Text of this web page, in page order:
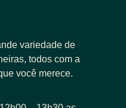
variedade de
todos com a
você merece.